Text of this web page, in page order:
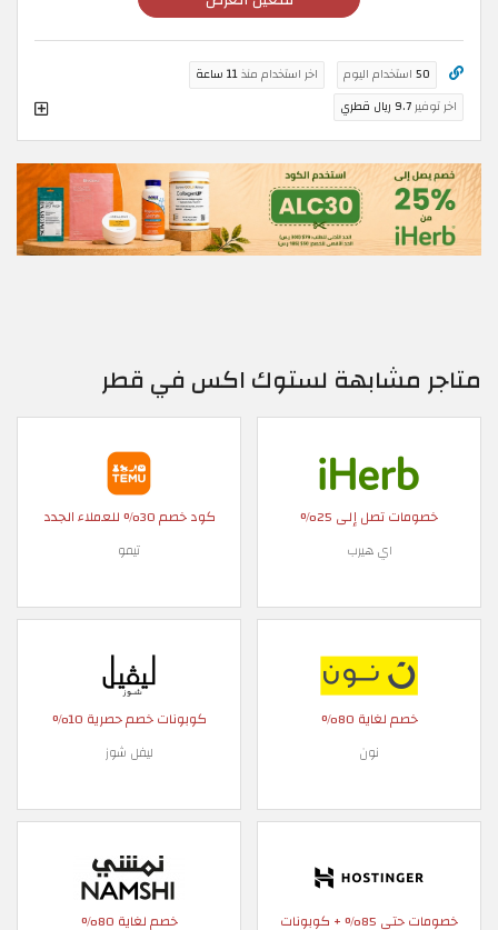
50 استخدام اليوم اخر استخدام منذ11 ساعة
اخر توفير9.7 ريال قطري
متاجر مشابهة لستوك اكس في قطر
خصومات تصل إلى 25%
اي هيرب
كود خصم 30% للعملاء الجدد
تيمو
خصم لغاية 80%
نون
كوبونات خصم حصرية 10%
ليفل شوز
خصومات حتى 85% + كوبونات خصم لغاية 80%